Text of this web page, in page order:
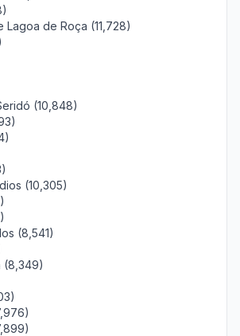
Lagoa de Roça (11,728)
(10,848)
(10,305)
(8,541)
(8,349)